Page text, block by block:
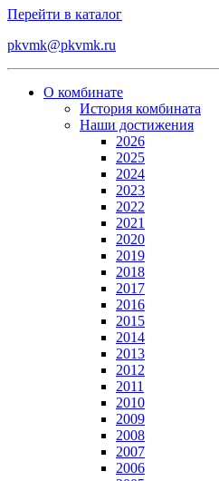
Перейти в каталог
pkvmk@pkvmk.ru
О комбинате
История комбината
Наши достижения
2026
2025
2024
2023
2022
2021
2020
2019
2018
2017
2016
2015
2014
2013
2012
2011
2010
2009
2008
2007
2006